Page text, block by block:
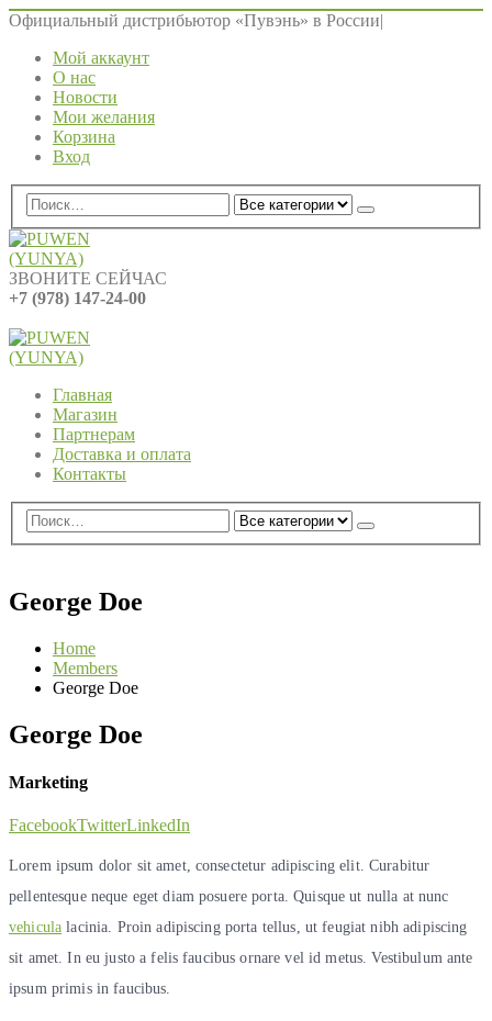
Официальный дистрибьютор «Пувэнь» в России|
Мой аккаунт
О нас
Новости
Мои желания
Корзина
Вход
ЗВОНИТЕ СЕЙЧАС
+7 (978) 147-24-00
Главная
Магазин
Партнерам
Доставка и оплата
Контакты
George Doe
Home
Members
George Doe
George Doe
Marketing
FacebookTwitterLinkedIn
Lorem ipsum dolor sit amet, consectetur adipiscing elit. Curabitur
pellentesque neque eget diam posuere porta. Quisque ut nulla at nunc
vehicula lacinia. Proin adipiscing porta tellus, ut feugiat nibh adipiscing
sit amet. In eu justo a felis faucibus ornare vel id metus. Vestibulum ante
ipsum primis in faucibus.